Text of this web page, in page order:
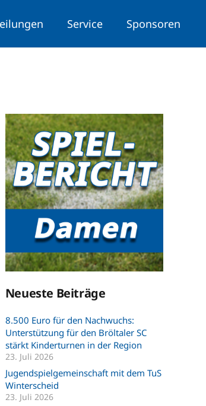
Service Sponsoren
Neueste Beiträge
8.500 Euro für den Nachwuchs:
Unterstützung für den Bröltaler SC
stärkt Kinderturnen in der Region
23. Juli 2026
Jugendspielgemeinschaft mit dem TuS
Winterscheid
23. Juli 2026